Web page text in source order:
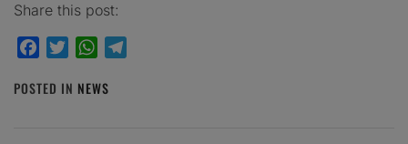
Share this post:
FacebookTwitterWhatsApp
POSTED IN NEWS